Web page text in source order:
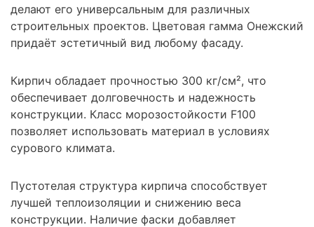
делают его универсальным для различных
строительных проектов. Цветовая гамма Онежский
придаёт эстетичный вид любому фасаду.
Кирпич обладает прочностью 300 кг/см², что
обеспечивает долговечность и надежность
конструкции. Класс морозостойкости F100
позволяет использовать материал в условиях
сурового климата.
Пустотелая структура кирпича способствует
лучшей теплоизоляции и снижению веса
конструкции. Наличие фаски добавляет